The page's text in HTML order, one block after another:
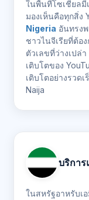
ในพื้นที่โซเชียลมี
มองเห็นคือทุกสิ่ง
Nigeria อันทรง
ชาวไนจีเรียที่ต้อ
ตัวเลขที่ว่างเปล่
เติบโตของ
เติบโตอย่างรวด
Naija
บริการ
ในสหรัฐอาหรับเ